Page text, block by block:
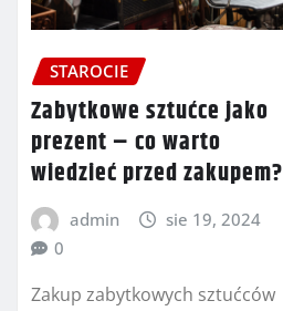
STAROCIE
Zabytkowe sztućce jako
prezent – co warto
wiedzieć przed zakupem?
admin
sie 19, 2024
0
Zakup zabytkowych sztućców